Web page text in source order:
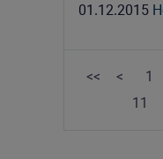
01.12.2015
<< < 1
11